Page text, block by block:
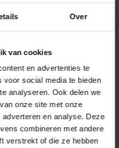
Over
van cookies
en advertenties te
voor social media te bieden
analyseren. Ook delen we
onze site met onze
en analyse. Deze
combineren met andere
verstrekt of die ze hebben
34 € 975 p/m
gevonden
Bekijk & reageer →